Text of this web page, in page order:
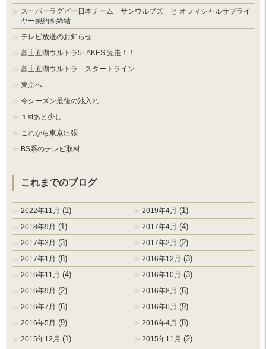
スーパーラグビー日本チーム「サンウルブズ」と オフィシャルサプライ
ヤー契約を締結
テレビ放送のお知らせ
富士五湖ウルトラ5LAKES 完走！！
富士五湖ウルトラ スタートライン
東京へ…
今シーズン最後の池入れ
１stあと少し…
これから東京出張
BS系のテレビ取材
これまでのブログ
2022年11月 (1) 2019年4月 (1)
2018年9月 (1) 2017年4月 (4)
2017年3月 (3) 2017年2月 (2)
2017年1月 (8) 2016年12月 (3)
2016年11月 (4) 2016年10月 (3)
2016年9月 (2) 2016年8月 (6)
2016年7月 (6) 2016年6月 (9)
2016年5月 (9) 2016年4月 (8)
2015年12月 (1) 2015年11月 (2)